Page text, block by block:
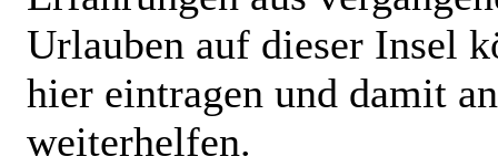
Urlauben auf dieser Insel
hier eintragen und damit
weiterhelfen.